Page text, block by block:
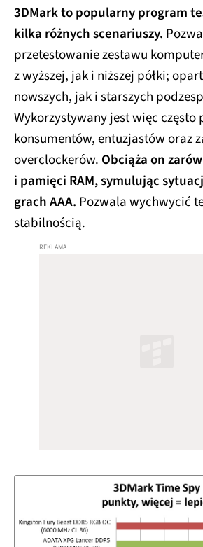
3DMark to popularny program
kilka różnych scenariuszy.
przetestowanie zestawu
z wyższej, jak i niższej półki;
nowszych, jak i starszych
Wykorzystywany jest więc często
konsumentów, entuzjastów oraz
overclockerów. Obciąża on
i pamięci RAM, symulując
grach AAA. Pozwala wychwycić
stabilnością.